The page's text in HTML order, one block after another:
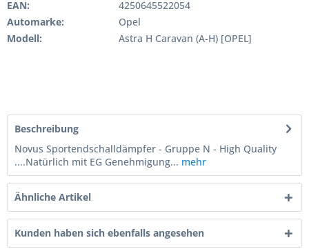
EAN:
4250645522054
Automarke:
Opel
Modell:
Astra H Caravan (A-H) [OPEL]
Beschreibung
Novus Sportendschalldämpfer - Gruppe N - High Quality
....Natürlich mit EG Genehmigung... mehr
Ähnliche Artikel
Kunden haben sich ebenfalls angesehen